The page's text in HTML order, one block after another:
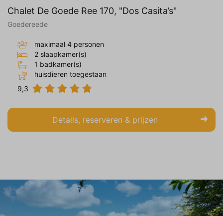
Chalet De Goede Ree 170, "Dos Casita’s"
Goedereede
maximaal 4 personen
2 slaapkamer(s)
1 badkamer(s)
huisdieren toegestaan
9,3
Details, reserveren & prijzen